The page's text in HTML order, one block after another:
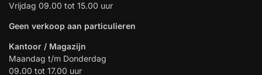
Vrijdag 09.00 tot 15.00 uur
Geen verkoop aan particulieren
Kantoor / Magazijn
Maandag t/m Donderdag
09.00 tot 17.00 uur